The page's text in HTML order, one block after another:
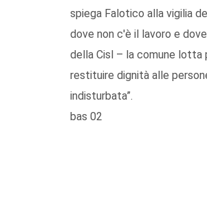
spiega Falotico alla vigilia
dove non c'è il lavoro e
della Cisl – la comune lotta
restituire dignità alle
indisturbata”.
bas 02